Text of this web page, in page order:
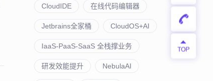
CloudIDE 在线代码编辑器
Jetbrains全家桶 CloudOS+AI
IaaS-PaaS-SaaS 全栈撑业务
研发效能提升 NebulaAI